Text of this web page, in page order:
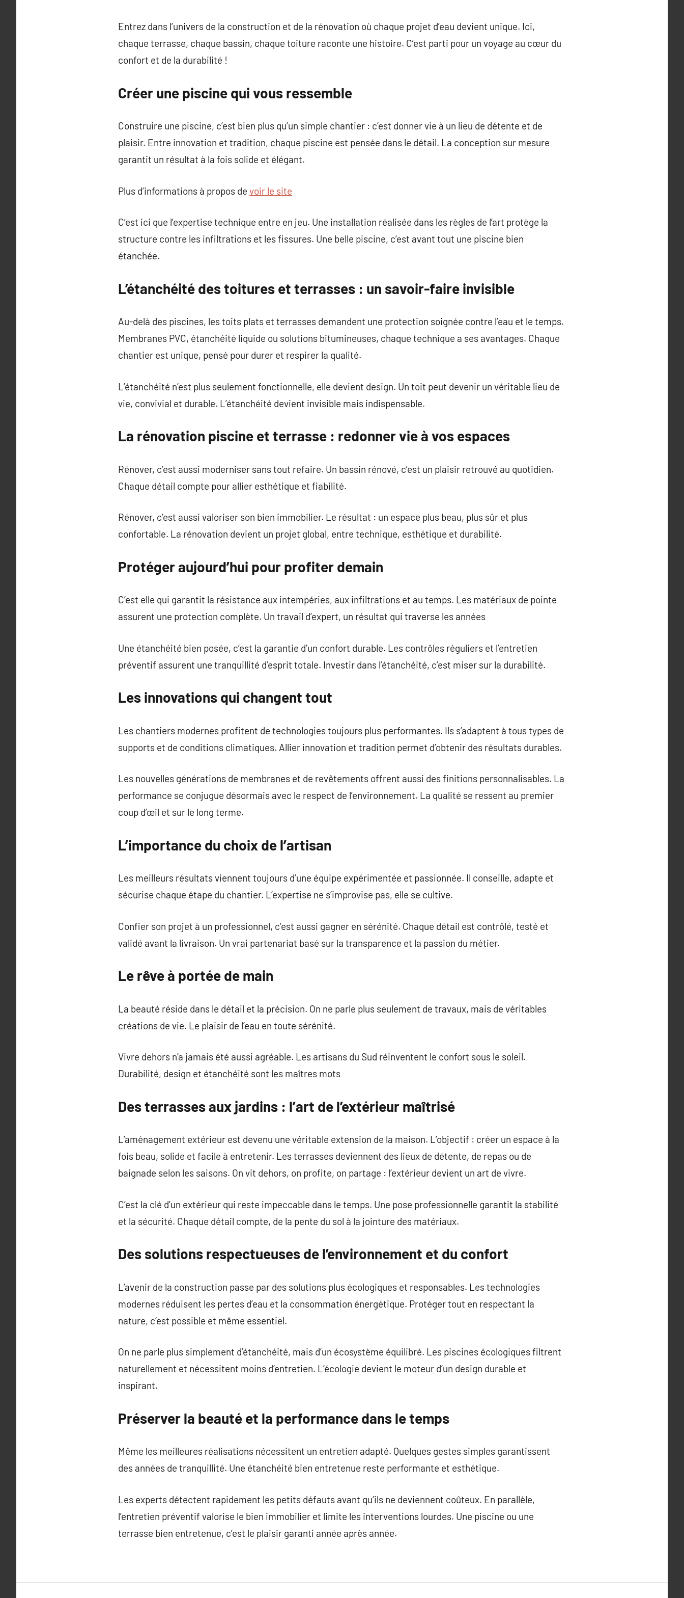
Entrez dans l’univers de la construction et de la rénovation où chaque projet d’eau devient unique. Ici,
chaque terrasse, chaque bassin, chaque toiture raconte une histoire. C’est parti pour un voyage au cœur du
confort et de la durabilité !
Créer une piscine qui vous ressemble
Construire une piscine, c’est bien plus qu’un simple chantier : c’est donner vie à un lieu de détente et de
plaisir. Entre innovation et tradition, chaque piscine est pensée dans le détail. La conception sur mesure
garantit un résultat à la fois solide et élégant.
Plus d’informations à propos de voir le site
C’est ici que l’expertise technique entre en jeu. Une installation réalisée dans les règles de l’art protège la
structure contre les infiltrations et les fissures. Une belle piscine, c’est avant tout une piscine bien
étanchée.
L’étanchéité des toitures et terrasses : un savoir-faire invisible
Au-delà des piscines, les toits plats et terrasses demandent une protection soignée contre l’eau et le temps.
Membranes PVC, étanchéité liquide ou solutions bitumineuses, chaque technique a ses avantages. Chaque
chantier est unique, pensé pour durer et respirer la qualité.
L’étanchéité n’est plus seulement fonctionnelle, elle devient design. Un toit peut devenir un véritable lieu de
vie, convivial et durable. L’étanchéité devient invisible mais indispensable.
La rénovation piscine et terrasse : redonner vie à vos espaces
Rénover, c’est aussi moderniser sans tout refaire. Un bassin rénové, c’est un plaisir retrouvé au quotidien.
Chaque détail compte pour allier esthétique et fiabilité.
Rénover, c’est aussi valoriser son bien immobilier. Le résultat : un espace plus beau, plus sûr et plus
confortable. La rénovation devient un projet global, entre technique, esthétique et durabilité.
Protéger aujourd’hui pour profiter demain
C’est elle qui garantit la résistance aux intempéries, aux infiltrations et au temps. Les matériaux de pointe
assurent une protection complète. Un travail d’expert, un résultat qui traverse les années
Une étanchéité bien posée, c’est la garantie d’un confort durable. Les contrôles réguliers et l’entretien
préventif assurent une tranquillité d’esprit totale. Investir dans l’étanchéité, c’est miser sur la durabilité.
Les innovations qui changent tout
Les chantiers modernes profitent de technologies toujours plus performantes. Ils s’adaptent à tous types de
supports et de conditions climatiques. Allier innovation et tradition permet d’obtenir des résultats durables.
Les nouvelles générations de membranes et de revêtements offrent aussi des finitions personnalisables. La
performance se conjugue désormais avec le respect de l’environnement. La qualité se ressent au premier
coup d’œil et sur le long terme.
L’importance du choix de l’artisan
Les meilleurs résultats viennent toujours d’une équipe expérimentée et passionnée. Il conseille, adapte et
sécurise chaque étape du chantier. L’expertise ne s’improvise pas, elle se cultive.
Confier son projet à un professionnel, c’est aussi gagner en sérénité. Chaque détail est contrôlé, testé et
validé avant la livraison. Un vrai partenariat basé sur la transparence et la passion du métier.
Le rêve à portée de main
La beauté réside dans le détail et la précision. On ne parle plus seulement de travaux, mais de véritables
créations de vie. Le plaisir de l’eau en toute sérénité.
Vivre dehors n’a jamais été aussi agréable. Les artisans du Sud réinventent le confort sous le soleil.
Durabilité, design et étanchéité sont les maîtres mots
Des terrasses aux jardins : l’art de l’extérieur maîtrisé
L’aménagement extérieur est devenu une véritable extension de la maison. L’objectif : créer un espace à la
fois beau, solide et facile à entretenir. Les terrasses deviennent des lieux de détente, de repas ou de
baignade selon les saisons. On vit dehors, on profite, on partage : l’extérieur devient un art de vivre.
C’est la clé d’un extérieur qui reste impeccable dans le temps. Une pose professionnelle garantit la stabilité
et la sécurité. Chaque détail compte, de la pente du sol à la jointure des matériaux.
Des solutions respectueuses de l’environnement et du confort
L’avenir de la construction passe par des solutions plus écologiques et responsables. Les technologies
modernes réduisent les pertes d’eau et la consommation énergétique. Protéger tout en respectant la
nature, c’est possible et même essentiel.
On ne parle plus simplement d’étanchéité, mais d’un écosystème équilibré. Les piscines écologiques filtrent
naturellement et nécessitent moins d’entretien. L’écologie devient le moteur d’un design durable et
inspirant.
Préserver la beauté et la performance dans le temps
Même les meilleures réalisations nécessitent un entretien adapté. Quelques gestes simples garantissent
des années de tranquillité. Une étanchéité bien entretenue reste performante et esthétique.
Les experts détectent rapidement les petits défauts avant qu’ils ne deviennent coûteux. En parallèle,
l’entretien préventif valorise le bien immobilier et limite les interventions lourdes. Une piscine ou une
terrasse bien entretenue, c’est le plaisir garanti année après année.